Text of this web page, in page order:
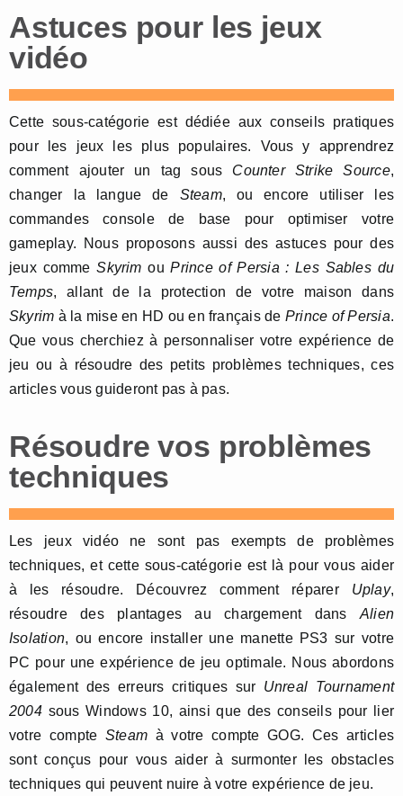
Astuces pour les jeux
vidéo
Cette sous-catégorie est dédiée aux conseils pratiques
pour les jeux les plus populaires. Vous y apprendrez
comment ajouter un tag sous Counter Strike Source,
changer la langue de Steam, ou encore utiliser les
commandes console de base pour optimiser votre
gameplay. Nous proposons aussi des astuces pour des
jeux commeSkyrim ouPrince of Persia : Les Sables du
Temps, allant de la protection de votre maison dans
Skyrim à la mise en HD ou en français de Prince of Persia.
Que vous cherchiez à personnaliser votre expérience de
jeu ou à résoudre des petits problèmes techniques, ces
articles vous guideront pas à pas.
Résoudre vos problèmes
techniques
Les jeux vidéo ne sont pas exempts de problèmes
techniques, et cette sous-catégorie est là pour vous aider
à les résoudre. Découvrez comment réparer Uplay,
résoudre des plantages au chargement dans Alien
Isolation, ou encore installer une manette PS3 sur votre
PC pour une expérience de jeu optimale. Nous abordons
également des erreurs critiques sur Unreal Tournament
2004sous Windows 10, ainsi que des conseils pour lier
votre compte Steam à votre compte GOG. Ces articles
sont conçus pour vous aider à surmonter les obstacles
techniques qui peuvent nuire à votre expérience de jeu.